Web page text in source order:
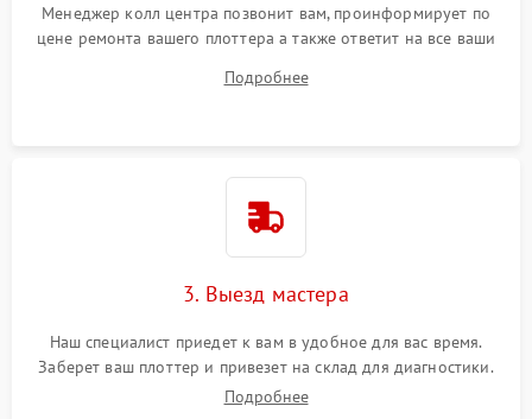
Менеджер колл центра позвонит вам, проинформирует по
цене ремонта вашего плоттера а также ответит на все ваши
Подробнее
3. Выезд мастера
Наш специалист приедет к вам в удобное для вас время.
Заберет ваш плоттер и привезет на склад для диагностики.
Подробнее